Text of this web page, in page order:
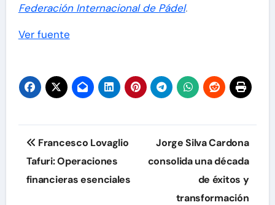
Federación Internacional de Pádel.
Navegación
entradas
Ver fuente
Navegación
de
entradas
Francesco Lovaglio
Tafuri: Operaciones
financieras esenciales
Jorge Silva Cardona
consolida una década
de éxitos y
transformación